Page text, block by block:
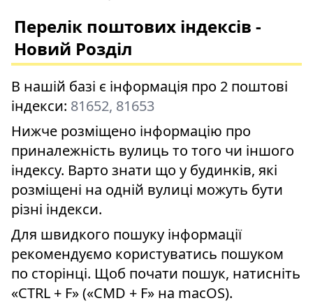
Перелік поштових індексів -
Новий Розділ
В нашій базі є інформація про 2 поштові
індекси: 81652, 81653
Нижче розміщено інформацію про
приналежність вулиць то того чи іншого
індексу. Варто знати що у будинків, які
розміщені на одній вулиці можуть бути
різні індекси.
Для швидкого пошуку інформації
рекомендуємо користуватись пошуком
по сторінці. Щоб почати пошук, натисніть
«CTRL + F» («CMD + F» на macOS).